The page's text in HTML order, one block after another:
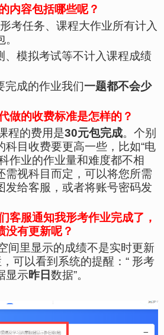
内容包括哪些呢？
考任务、课程大作业所有计入
、模拟考试等不计入课程成绩
完成的作业我们一题都不会少
做的收费标准是怎样的？
程的费用是30元包完成。个别
科目收费要更高一些，比如“电
作业的作业量和难度都不相
需视科目而定，可以将您所需
发给客服，或者将账号密码发
客服通知我形考作业完成了，
没有更新呢？
间里显示的成绩不是实时更新
可以看到系统的提醒：“ 形考
显示昨日数据”。